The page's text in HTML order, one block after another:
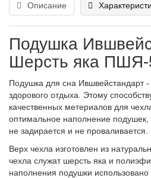
Описание
Подушка
Шерсть яка ПШЯ-
Подушка для сна Ившвейстандарт -
здорового отдыха. Этому
качественных метериалов для
оптимальное наполнение подушек,
не задирается и не проваливается.
Верх чехла изготовлен из
чехла служат шерсть яка и
наполнения подушки использовано